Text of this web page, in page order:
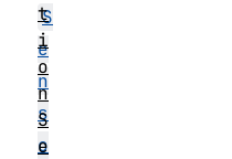
S
e
n
s
o
t
i
o
n
S
e